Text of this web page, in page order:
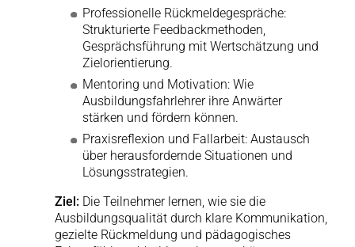
Professionelle Rückmeldegespräche:
Strukturierte Feedbackmethoden,
Gesprächsführung mit Wertschätzung und
Zielorientierung.
Mentoring und Motivation: Wie
Ausbildungsfahrlehrer ihre Anwärter
stärken und fördern können.
Praxisreflexion und Fallarbeit: Austausch
über herausfordernde Situationen und
Lösungsstrategien.
Ziel: Die Teilnehmer lernen, wie sie die
Ausbildungsqualität durch klare Kommunikation,
gezielte Rückmeldung und pädagogisches